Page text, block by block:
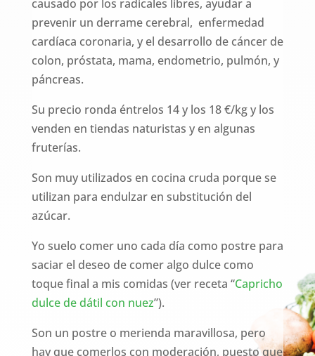
causado por los radicales libres, ayudar a
prevenir un derrame cerebral, enfermedad
cardíaca coronaria, y el desarrollo de cáncer de
colon, próstata, mama, endometrio, pulmón, y
páncreas.
Su precio ronda éntrelos 14 y los 18 €/kg y los
venden en tiendas naturistas y en algunas
fruterías.
Son muy utilizados en cocina cruda porque se
utilizan para endulzar en substitución del
azúcar.
Yo suelo comer uno cada día como postre para
saciar el deseo de comer algo dulce como
toque final a mis comidas (ver receta “Capricho
dulce de dátil con nuez”).
Son un postre o merienda maravillosa, pero
hay que comerlos con moderación, puesto que